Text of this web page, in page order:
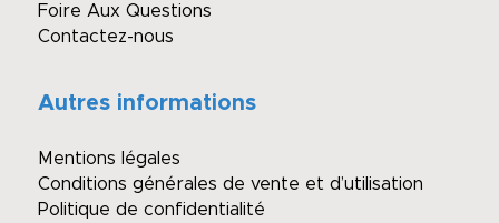
Foire Aux Questions
Contactez-nous
Autres informations
Mentions légales
Conditions générales de vente et d’utilisation
Politique de confidentialité